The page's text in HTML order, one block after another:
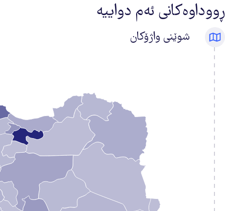
ڕووداوەکانی ئەم دواییە
شوێنی واژۆکان
ژمارەی
واژۆکان
25
3
3
3